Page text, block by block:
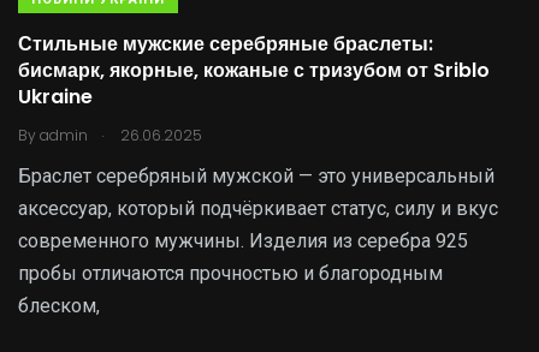
Стильные мужские серебряные браслеты:
бисмарк, якорные, кожаные с тризубом от Sriblo
Ukraine
By admin . 26.06.2025
Браслет серебряный мужской — это универсальный
аксессуар, который подчёркивает статус, силу и вкус
современного мужчины. Изделия из серебра 925
пробы отличаются прочностью и благородным
блеском,